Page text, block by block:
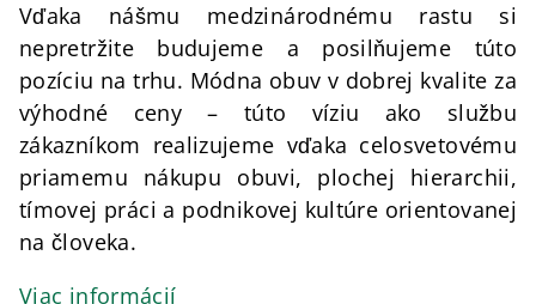
Vďaka nášmu medzinárodnému rastu si
nepretržite budujeme a posilňujeme túto
pozíciu na trhu. Módna obuv v dobrej kvalite za
výhodné ceny – túto víziu ako službu
zákazníkom realizujeme vďaka celosvetovému
priamemu nákupu obuvi, plochej hierarchii,
tímovej práci a podnikovej kultúre orientovanej
na človeka.
Viac informácií